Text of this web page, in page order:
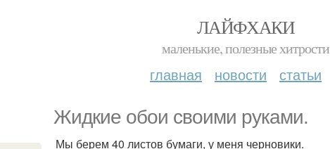
ЛАЙФХАКИ
маленькие, полезные хитрости
главная новости статьи
Жидкие обои своими руками.
Мы берем 40 листов бумаги, у меня черновики.